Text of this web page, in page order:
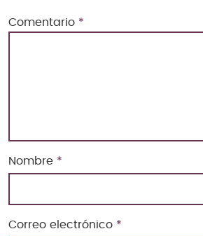
Comentario *
Nombre *
Correo electrónico *